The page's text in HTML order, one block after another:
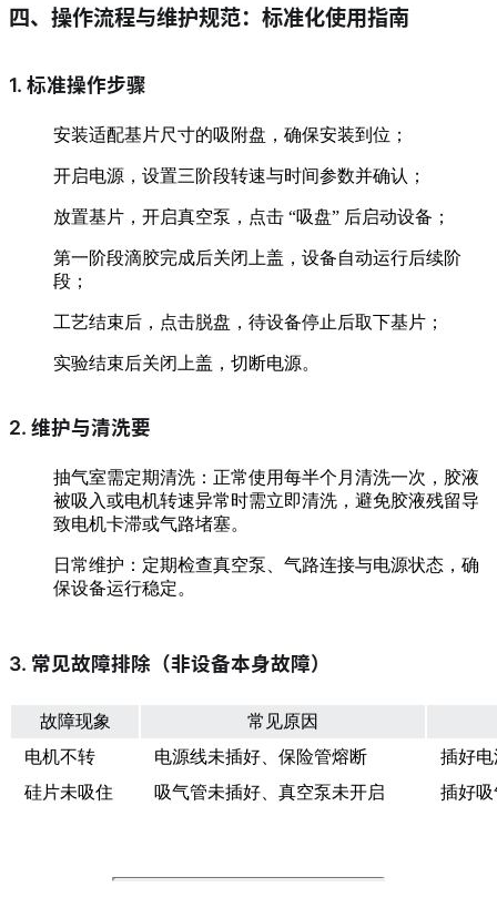
四、操作流程与维护规范：标准化使用指南
1. 标准操作步骤
安装适配基片尺寸的吸附盘，确保安装到位；
开启电源，设置三阶段转速与时间参数并确认；
放置基片，开启真空泵，点击 “吸盘” 后启动设备；
第一阶段滴胶完成后关闭上盖，设备自动运行后续阶
段；
工艺结束后，点击脱盘，待设备停止后取下基片；
实验结束后关闭上盖，切断电源。
2. 维护与清洗要
抽气室需定期清洗：正常使用每半个月清洗一次，胶液
被吸入或电机转速异常时需立即清洗，避免胶液残留导
致电机卡滞或气路堵塞。
日常维护：定期检查真空泵、气路连接与电源状态，确
保设备运行稳定。
3. 常见故障排除（非设备本身故障）
故障现象
常见原因
电机不转
电源线未插好、保险管熔断
插好
硅片未吸住
吸气管未插好、真空泵未开启 插好